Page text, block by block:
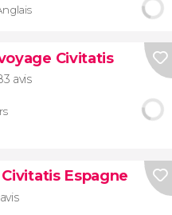
Civitatis
avis
Espagne